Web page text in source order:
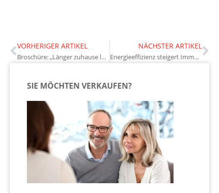
VORHERIGER ARTIKEL
Broschüre: „Länger zuhause leben“
NÄCHSTER ARTIKEL
Energieeffizienz steigert Immobilienwerte deutlich
SIE MÖCHTEN VERKAUFEN?